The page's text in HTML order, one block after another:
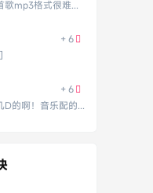
我有几首歌mp3格式很难找到
+ 6
+ 6
这个是几D的啊！音乐配的挺震撼的！